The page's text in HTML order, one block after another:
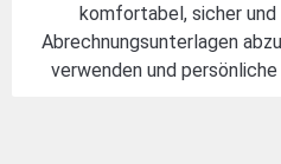
komfortabel, sicher
Abrechnungsunterlagen
verwenden und